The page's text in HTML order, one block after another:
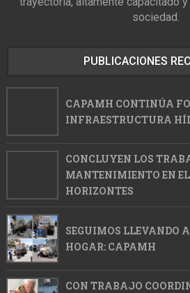
sociedad.
PUBLICACIONES
CAPAMH CONTINÚA
INFRAESTRUCTURA
CONCLUYEN LOS
MANTENIMIENTO EN
HORIZONTES
SEGUIMOS LLEVANDO
HOGAR: CAPAMH
CON TRABAJO